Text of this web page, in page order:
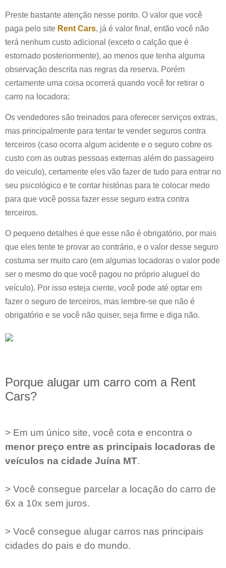
Preste bastante atenção nesse ponto. O valor que você
paga pelo site Rent Cars, já é valor final, então você não
terá nenhum custo adicional (exceto o calção que é
estornado posteriormente), ao menos que tenha alguma
observação descrita nas regras da reserva. Porém
certamente uma coisa ocorrerá quando você for retirar o
carro na locadora:
Os vendedores são treinados para oferecer serviços extras,
mas principalmente para tentar te vender seguros contra
terceiros (caso ocorra algum acidente e o seguro cobre os
custo com as outras pessoas externas além do passageiro
do veiculo), certamente eles vão fazer de tudo para entrar no
seu psicológico e te contar histórias para te colocar medo
para que você possa fazer esse seguro extra contra
terceiros.
O pequeno detalhes é que esse não é obrigatório, por mais
que eles tente te provar ao contrário, e o valor desse seguro
costuma ser muito caro (em algumas locadoras o valor pode
ser o mesmo do que você pagou no próprio aluguel do
veículo). Por isso esteja ciente, você pode até optar em
fazer o seguro de terceiros, mas lembre-se que não é
obrigatório e se você não quiser, seja firme e diga não.
Porque alugar um carro com a Rent
Cars?
> Em um único site, você cota e encontra o
menor preço entre as principais locadoras de
veículos na cidade Juína MT.
> Você consegue parcelar a locação do carro de
6x a 10x sem juros.
> Você consegue alugar carros nas principais
cidades do pais e do mundo.